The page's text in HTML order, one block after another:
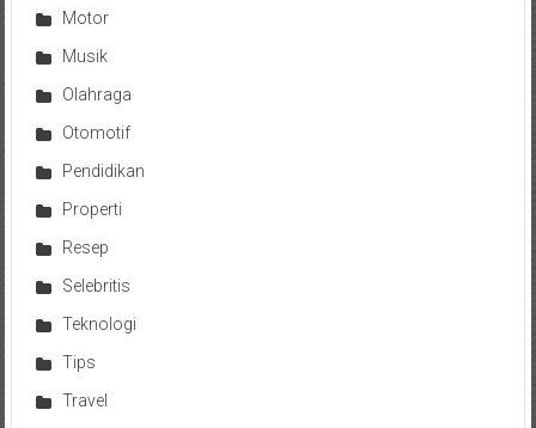
Motor
Musik
Olahraga
Otomotif
Pendidikan
Properti
Resep
Selebritis
Teknologi
Tips
Travel